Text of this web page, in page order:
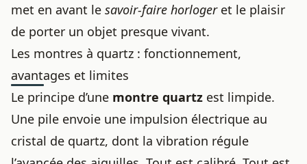
met en avant le savoir-faire horlogeret le plaisir
de porter un objet presque vivant.
Les montres à quartz : fonctionnement,
avantages et limites
Le principe d’une montre quartz est limpide.
Une pile envoie une impulsion électrique au
cristal de quartz, dont la vibration régule